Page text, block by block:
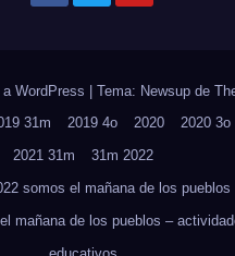
WordPress Tema: Newsup de
31m 2019 4o 2020 2020 3o
2021 31m
31m 2022
somos el mañana de los pueblos
mañana de los pueblos –